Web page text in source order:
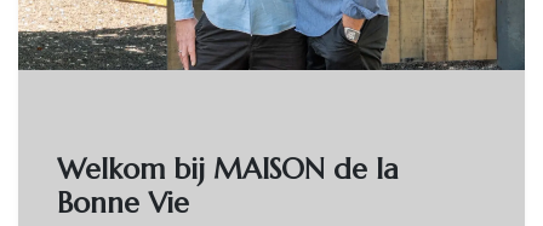
Welkom bij MAISON de la
Bonne Vie